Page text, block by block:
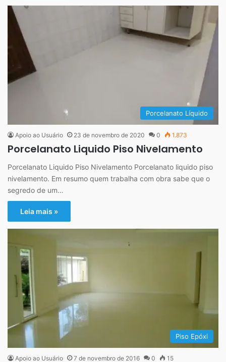
Porcelanato Líquido
Apoio ao Usuário 23 de novembro de 2020 0 1.873
Porcelanato Liquido Piso Nivelamento
Porcelanato Liquido Piso Nivelamento Porcelanato liquido piso
nivelamento. Em resumo quem trabalha com obra sabe que o
segredo de um…
Leia mais »
Piso Epóxi
Apoio ao Usuário 7 de novembro de 2016 0 15